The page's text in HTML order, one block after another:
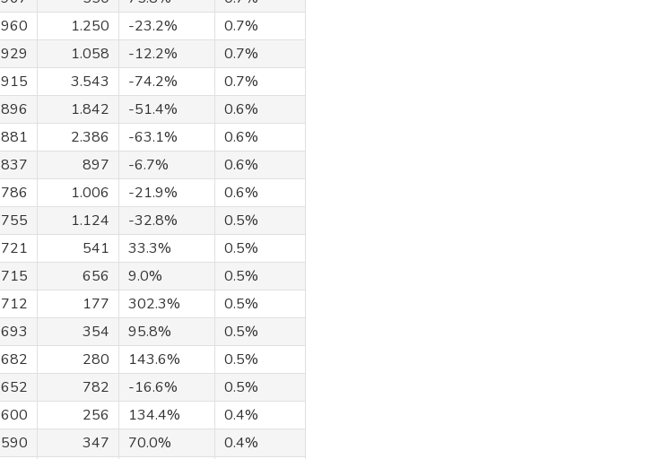
960 1.250 -23.2%
0.7%
929 1.058 -12.2%
0.7%
915 3.543 -74.2%
0.7%
896 1.842 -51.4%
0.6%
881 2.386 -63.1%
0.6%
837 897 -6.7%
0.6%
786 1.006 -21.9%
0.6%
755 1.124 -32.8%
0.5%
721 541 33.3%
0.5%
715 656 9.0%
0.5%
712 177 302.3%
0.5%
693 354 95.8%
0.5%
682 280 143.6%
0.5%
652 782 -16.6%
0.5%
600 256 134.4%
0.4%
590 347 70.0%
0.4%